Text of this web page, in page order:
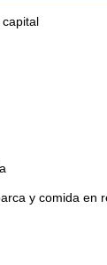
y comida en